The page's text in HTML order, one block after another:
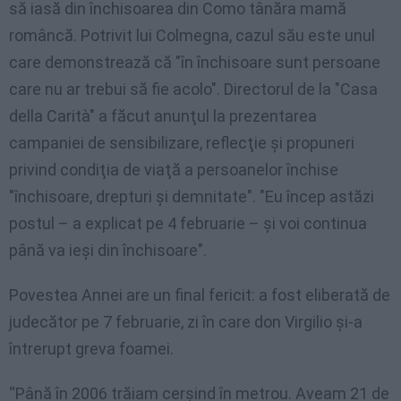
să iasă din închisoarea din Como tânăra mamă
româncă. Potrivit lui Colmegna, cazul său este unul
care demonstrează că "în închisoare sunt persoane
care nu ar trebui să fie acolo". Directorul de la "Casa
della Carità" a făcut anunţul la prezentarea
campaniei de sensibilizare, reflecţie şi propuneri
privind condiţia de viaţă a persoanelor închise
"închisoare, drepturi şi demnitate". "Eu încep astăzi
postul – a explicat pe 4 februarie – şi voi continua
până va ieşi din închisoare".
Povestea Annei are un final fericit: a fost eliberată de
judecător pe 7 februarie, zi în care don Virgilio şi-a
întrerupt greva foamei.
“Până în 2006 trăiam cerșind în metrou. Aveam 21 de